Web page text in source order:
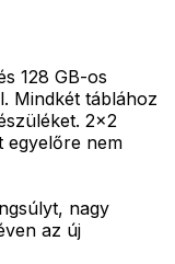
128 GB-os
Mindkét táblához
2x2
egyelőre nem
nagy
az új